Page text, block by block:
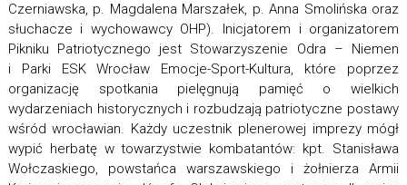
Czerniawska, p. Magdalena Marszałek, p. Anna Smolińska oraz
słuchacze i wychowawcy OHP). Inicjatorem i organizatorem
Pikniku Patriotycznego jest Stowarzyszenie Odra – Niemen
i Parki ESK Wrocław Emocje-Sport-Kultura, które poprzez
organizację spotkania pielęgnują pamięć o wielkich
wydarzeniach historycznych i rozbudzają patriotyczne postawy
wśród wrocławian. Każdy uczestnik plenerowej imprezy mógł
wypić herbatę w towarzystwie kombatantów: kpt. Stanisława
Wołczaskiego, powstańca warszawskiego i żołnierza Armii